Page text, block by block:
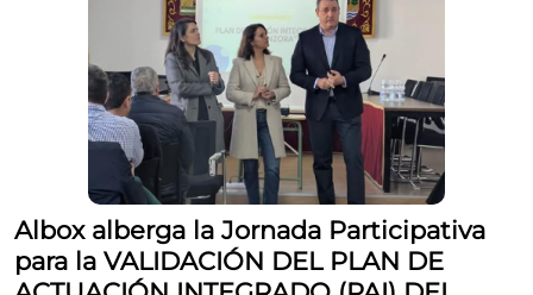
Albox alberga la Jornada Participativa
para la VALIDACIÓN DEL PLAN DE